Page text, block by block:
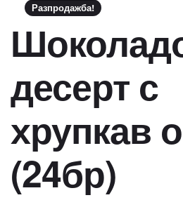
Разпродажба!
десерт с
хрупкав
(24бр)